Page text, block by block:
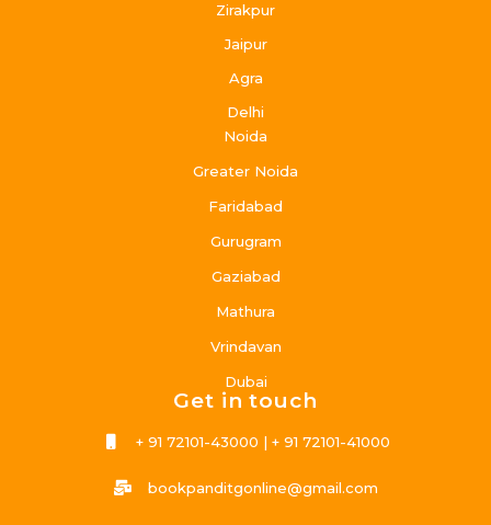
Zirakpur
Jaipur
Agra
Delhi
Noida
Greater Noida
Faridabad
Gurugram
Gaziabad
Mathura
Vrindavan
Dubai
Get in touch
+ 91 72101-43000 | + 91 72101-41000
bookpanditgonline@gmail.com